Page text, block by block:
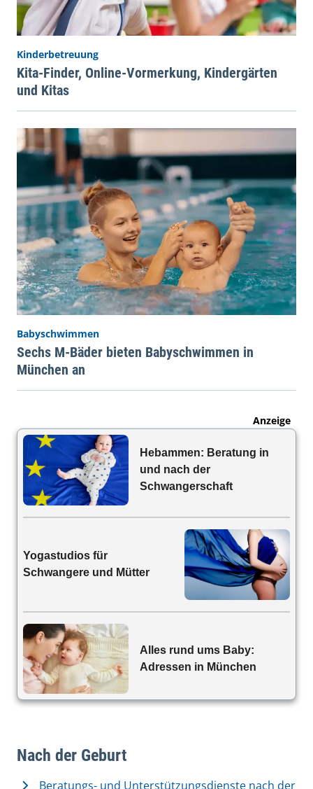
Kinderbetreuung
Kita-Finder, Online-Vormerkung, Kindergärten
und Kitas
Babyschwimmen
Sechs M-Bäder bieten Babyschwimmen in
München an
Anzeige
Hebammen: Beratung in
und nach der
Schwangerschaft
Yogastudios für
Schwangere und Mütter
Alles rund ums Baby:
Adressen in München
Nach der Geburt
Beratungs- und Unterstützungsdienste nach der